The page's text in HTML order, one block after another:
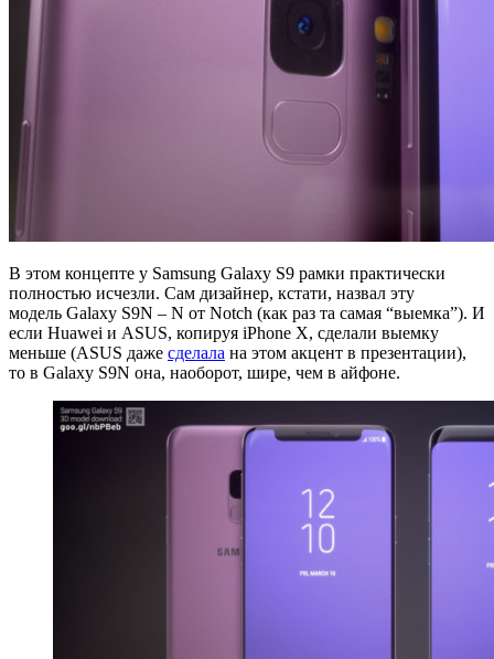
В этом концепте у Samsung Galaxy S9 рамки практически
полностью исчезли. Сам дизайнер, кстати, назвал эту
модель Galaxy S9N – N от Notch (как раз та самая “выемка”). И
если Huawei и ASUS, копируя iPhone X, сделали выемку
меньше (ASUS даже сделала на этом акцент в презентации),
то в Galaxy S9N она, наоборот, шире, чем в айфоне.